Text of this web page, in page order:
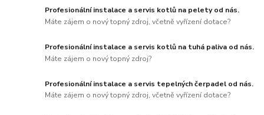
Profesionální instalace a servis kotlů na pelety od nás.
Máte zájem o nový topný zdroj, včetně vyřízení dotace?
Profesionální instalace a servis kotlů na tuhá paliva od nás.
Máte zájem o nový topný zdroj?
Profesionální instalace a servis tepelných čerpadel od nás.
Máte zájem o nový topný zdroj, včetně vyřízení dotace?